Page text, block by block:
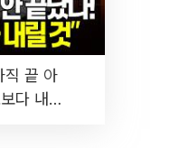
직 끝 아
다 내릴